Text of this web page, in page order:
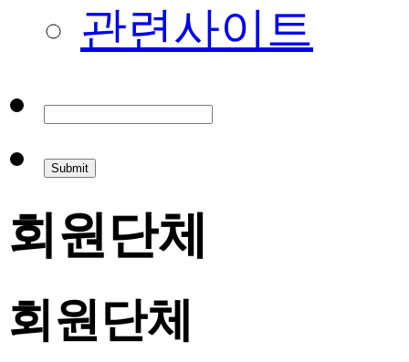
관련사이트
회원단체
회원단체